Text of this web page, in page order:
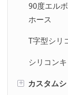
90度エル
ホース
T字型シリ
シリコン
+
カスタム